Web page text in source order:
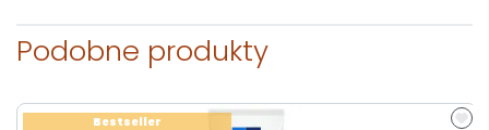
Podobne produkty
Bestseller